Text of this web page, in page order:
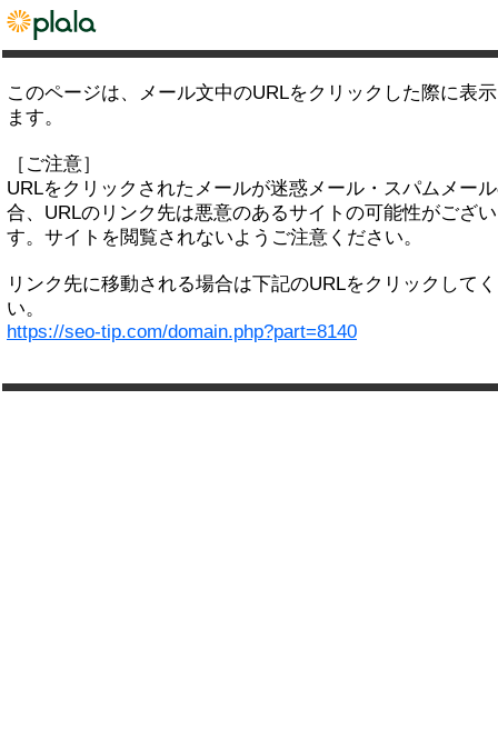
このページは、メール文中のURLをクリックした際に表
ます。
［ご注意］
URLをクリックされたメールが迷惑メール・スパムメー
合、URLのリンク先は悪意のあるサイトの可能性がござ
す。サイトを閲覧されないようご注意ください。
リンク先に移動される場合は下記のURLをクリックして
い。
https://seo-tip.com/domain.php?part=8140